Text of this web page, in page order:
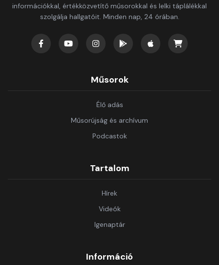
információkkal, értékközvetítő műsorokkal és lelki táplálékkal
szolgálja hallgatóit. Minden nap, 24 órában.
Műsorok
Élő adás
Műsorújság és archívum
Podcastok
Tartalom
Hírek
Videók
Igenaptár
Információ